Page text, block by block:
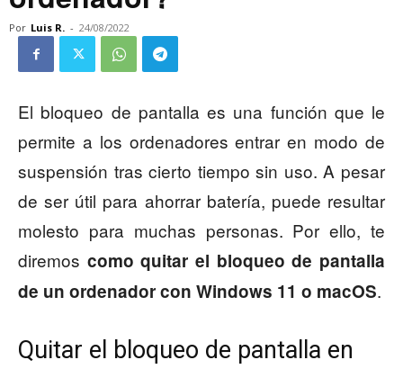
Por Luis R. - 24/08/2022
El bloqueo de pantalla es una función que le
permite a los ordenadores entrar en modo de
suspensión tras cierto tiempo sin uso. A pesar
de ser útil para ahorrar batería, puede resultar
molesto para muchas personas. Por ello, te
diremos como quitar el bloqueo de pantalla
de un ordenador con Windows 11 o macOS.
Quitar el bloqueo de pantalla en